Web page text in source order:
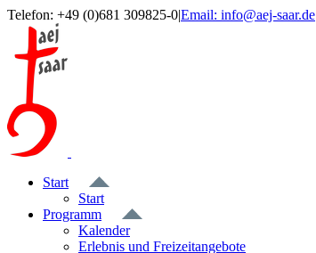
Zum
Inhalt
springen
Telefon: +49 (0)681 309825-0|Email: info@aej-saar.de
Facebook
Start
Start
Programm
Kalender
Erlebnis und Freizeitangebote